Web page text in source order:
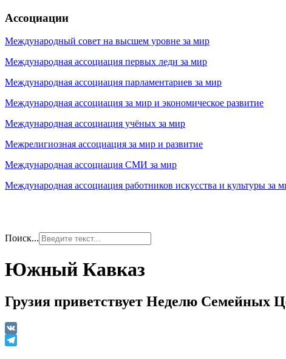
Ассоциации
Международный совет на высшем уровне за мир
Международная ассоциация первых леди за мир
Международная ассоциация парламентариев за мир
Международная ассоциация за мир и экономическое развитие
Международная ассоциация учёных за мир
Межрелигиозная ассоциация за мир и развитие
Международная ассоциация СМИ за мир
Международная ассоциация работников искусства и культуры за
Поиск...
Южный Кавказ
Грузия приветствует Неделю Семейных
VK